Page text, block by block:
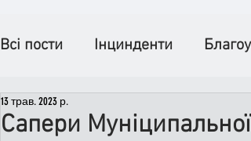
Всі пости Інцинденти
День народження
Сапери
13 трав. 2023 р.